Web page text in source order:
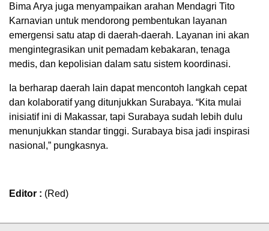
Bima Arya juga menyampaikan arahan Mendagri Tito
Karnavian untuk mendorong pembentukan layanan
emergensi satu atap di daerah-daerah. Layanan ini akan
mengintegrasikan unit pemadam kebakaran, tenaga
medis, dan kepolisian dalam satu sistem koordinasi.
Ia berharap daerah lain dapat mencontoh langkah cepat
dan kolaboratif yang ditunjukkan Surabaya. “Kita mulai
inisiatif ini di Makassar, tapi Surabaya sudah lebih dulu
menunjukkan standar tinggi. Surabaya bisa jadi inspirasi
nasional,” pungkasnya.
Editor : (Red)